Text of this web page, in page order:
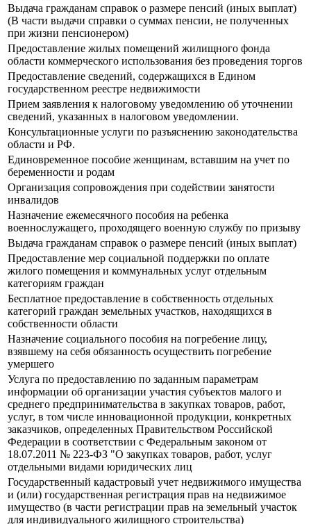
Выдача гражданам справок о размере пенсий (иных выплат)
(В части выдачи справки о суммах пенсии, не полученных
при жизни пенсионером)
Предоставление жилых помещений жилищного фонда
области коммерческого использования без проведения торгов
Предоставление сведений, содержащихся в Едином
государственном реестре недвижимости
Прием заявления к налоговому уведомлению об уточнении
сведений, указанных в налоговом уведомлении.
Консультационные услуги по разъяснению законодательства
области и РФ.
Единовременное пособие женщинам, вставшим на учет по
беременности и родам
Организация сопровождения при содействии занятости
инвалидов
Назначение ежемесячного пособия на ребенка
военнослужащего, проходящего военную службу по призыву
Выдача гражданам справок о размере пенсий (иных выплат)
Предоставление мер социальной поддержки по оплате
жилого помещения и коммунальных услуг отдельным
категориям граждан
Бесплатное предоставление в собственность отдельных
категорий граждан земельных участков, находящихся в
собственности области
Назначение социального пособия на погребение лицу,
взявшему на себя обязанность осуществить погребение
умершего
Услуга по предоставлению по заданным параметрам
информации об организации участия субъектов малого и
среднего предпринимательства в закупках товаров, работ,
услуг, в том числе инновационной продукции, конкретных
заказчиков, определенных Правительством Российской
Федерации в соответствии с Федеральным законом от
18.07.2011 № 223-ФЗ "О закупках товаров, работ, услуг
отдельными видами юридических лиц
Государственный кадастровый учет недвижимого имущества
и (или) государственная регистрация прав на недвижимое
имущество (в части регистрации прав на земельный участок
для индивидуального жилищного строительства)